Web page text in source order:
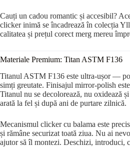
Cauți un cadou romantic și accesibil?
clicker inimă se încadrează în colecția
calitatea și prețul corect merg mereu
Materiale Premium: Titan ASTM F136
Titanul ASTM F136 este ultra-ușor —
simți greutate. Finisajul mirror-polish
Titanul nu se decolorează, nu oxidează
arată la fel și după ani de purtare zilnică.
Mecanismul clicker cu balama este
și rămâne securizat toată ziua. Nu ai
ajutor să îl montezi. Deschizi,